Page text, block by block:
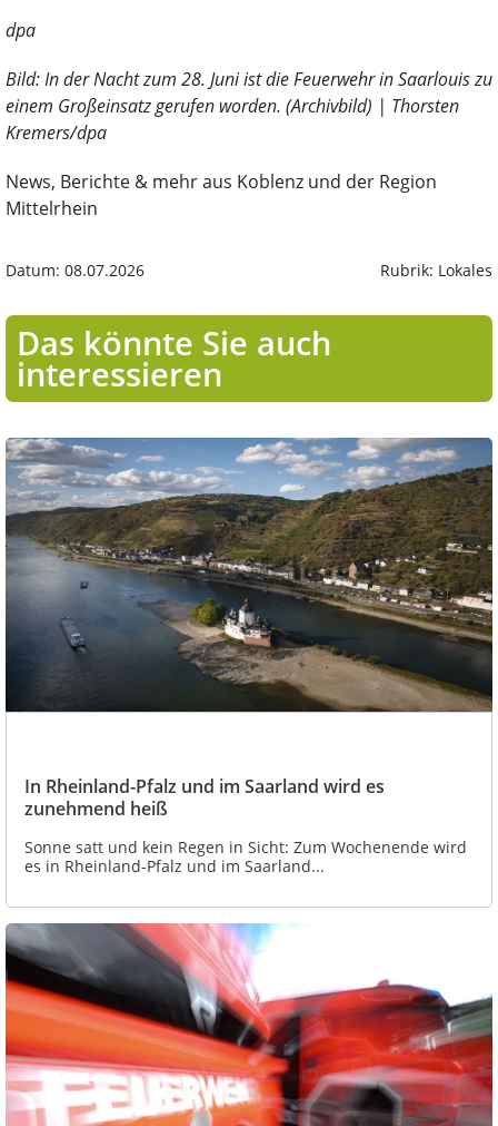
dpa
Bild: In der Nacht zum 28. Juni ist die Feuerwehr in Saarlouis zu
einem Großeinsatz gerufen worden. (Archivbild) | Thorsten
Kremers/dpa
News, Berichte & mehr aus Koblenz und der Region
Mittelrhein
Datum: 08.07.2026 Rubrik: Lokales
Das könnte Sie auch
interessieren
In Rheinland-Pfalz und im Saarland wird es
zunehmend heiß
Sonne satt und kein Regen in Sicht: Zum Wochenende wird
es in Rheinland-Pfalz und im Saarland...